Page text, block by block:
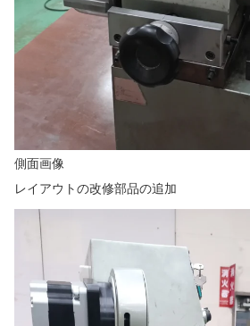
側面画像
レイアウトの改修部品の追加